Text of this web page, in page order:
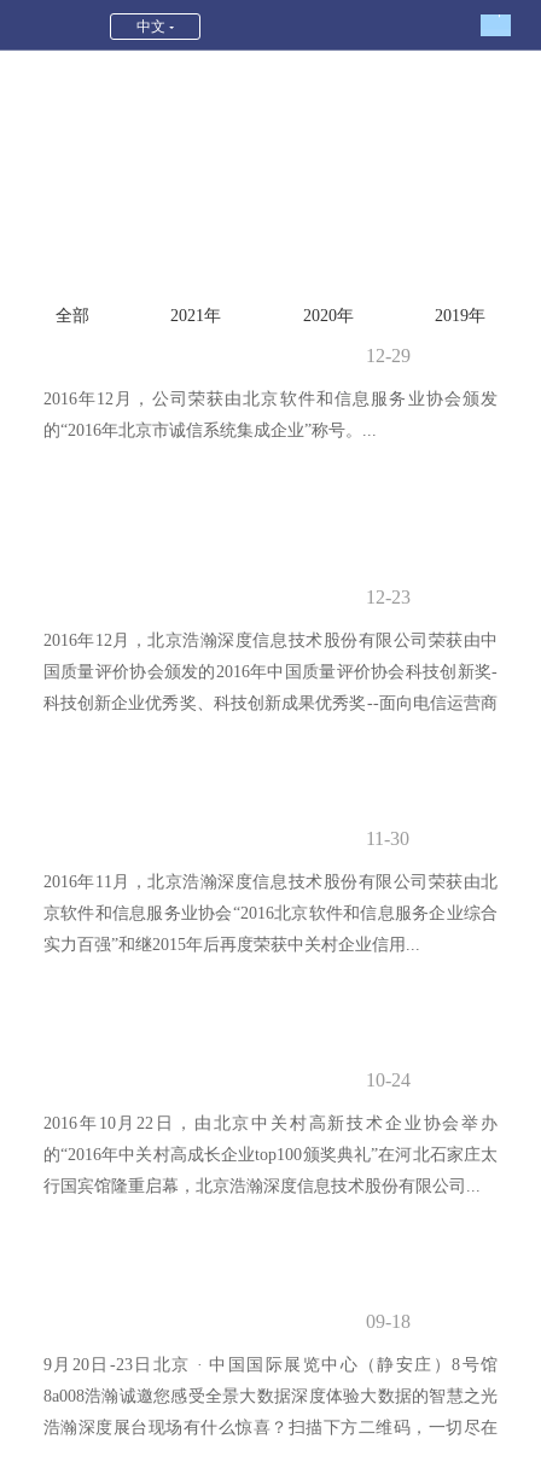
2016-和记娱乐平台
中文
全部 2021年 2020年 2019年
12-29
2016年12月，公司荣获由北京软件和信息服务业协会颁发
的“2016年北京市诚信系统集成企业”称号。...
12-23
2016年12月，北京浩瀚深度信息技术股份有限公司荣获由中
国质量评价协会颁发的2016年中国质量评价协会科技创新奖-
科技创新企业优秀奖、科技创新成果优秀奖--面向电信运营商
11-30
2016年11月，北京浩瀚深度信息技术股份有限公司荣获由北
京软件和信息服务业协会“2016北京软件和信息服务企业综合
实力百强”和继2015年后再度荣获中关村企业信用...
10-24
2016年10月22日，由北京中关村高新技术企业协会举办
的“2016年中关村高成长企业top100颁奖典礼”在河北石家庄太
行国宾馆隆重启幕，北京浩瀚深度信息技术股份有限公司...
09-18
9月20日-23日北京 · 中国国际展览中心（静安庄）8号馆
8a008浩瀚诚邀您感受全景大数据深度体验大数据的智慧之光
浩瀚深度展台现场有什么惊喜？扫描下方二维码，一切尽在